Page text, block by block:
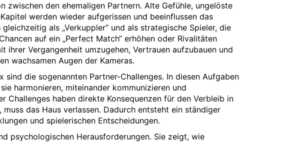
zwischen den ehemaligen Partnern. Alte Gefühle, ungelöste
werden wieder aufgerissen und beeinflussen das
als „Verkuppler“ und als strategische Spieler, die
auf ein „Perfect Match“ erhöhen oder Rivalitäten
ihrer Vergangenheit umzugehen, Vertrauen aufzubauen und
wachsamen Augen der Kameras.
die sogenannten Partner-Challenges. In diesen Aufgaben
harmonieren, miteinander kommunizieren und
Challenges haben direkte Konsequenzen für den Verbleib in
das Haus verlassen. Dadurch entsteht ein ständiger
und spielerischen Entscheidungen.
psychologischen Herausforderungen. Sie zeigt, wie